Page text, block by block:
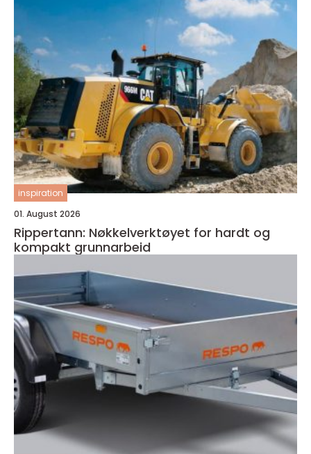
inspiration
01. August 2026
Rippertann: Nøkkelverktøyet for hardt og
kompakt grunnarbeid